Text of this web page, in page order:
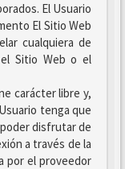
El Usuario
El Sitio Web
cualquiera de
Sitio Web o el
carácter libre y,
tenga que
disfrutar de
a través de la
por el proveedor